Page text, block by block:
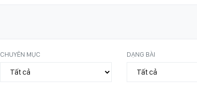
CHUYÊN MỤC DẠNG BÀI